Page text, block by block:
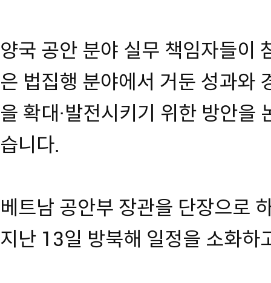
양국 공안 분야 실무 책임자들이
은 법집행 분야에서 거둔 성과와
을 확대·발전시키기 위한 방안을
습니다.
베트남 공안부 장관을 단장으로
지난 13일 방북해 일정을 소화하